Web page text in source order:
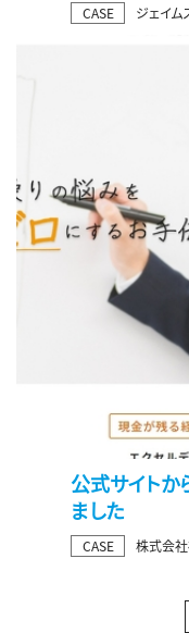
CASE ジェイ
公式サイトか
ました
CASE 株式会